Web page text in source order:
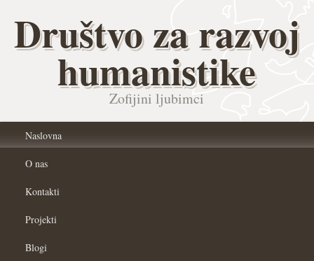
Društvo za razvoj
humanistike
Zofijini ljubimci
Naslovna
O nas
Kontakti
Projekti
Blogi